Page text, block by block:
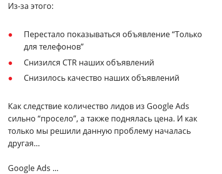
Из-за этого:
Перестало показываться объявление “Только
для телефонов”
Снизился CTR наших объявлений
Снизилось качество наших объявлений
Как следствие количество лидов из Google Ads
сильно “просело”, а также поднялась цена. И как
только мы решили данную проблему началась
другая…
Google Ads ...